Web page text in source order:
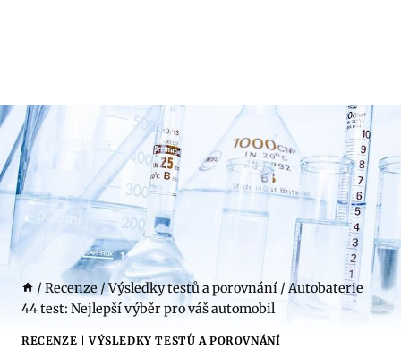
/ Recenze / Výsledky testů a porovnání / Autobaterie
44 test: Nejlepší výběr pro váš automobil
RECENZE |VÝSLEDKY TESTŮ A POROVNÁNÍ